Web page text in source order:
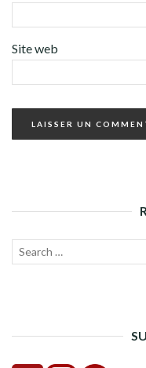
Site web
Recherche